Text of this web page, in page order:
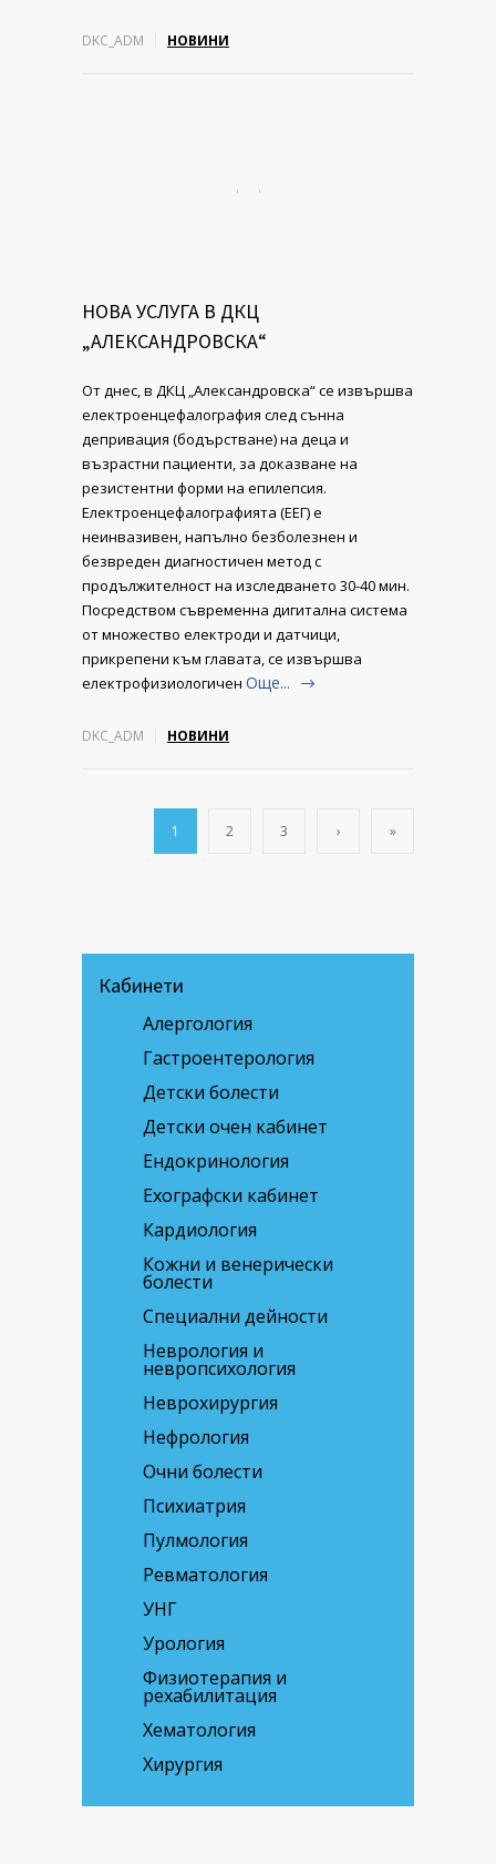
DKC_ADM НОВИНИ
НОВА УСЛУГА В ДКЦ
„АЛЕКСАНДРОВСКА“
От днес, в ДКЦ „Александровска“ се извършва
електроенцефалография след сънна
депривация (бодърстване) на деца и
възрастни пациенти, за доказване на
резистентни форми на епилепсия.
Електроенцефалографията (ЕЕГ) е
неинвазивен, напълно безболезнен и
безвреден диагностичен метод с
продължителност на изследването 30-40 мин.
Посредством съвременна дигитална система
от множество електроди и датчици,
прикрепени към главата, се извършва
електрофизиологичен Още...
DKC_ADM НОВИНИ
1 2 3 › »
Кабинети
Алергология
Гастроентерология
Детски болести
Детски очен кабинет
Ендокринология
Ехографски кабинет
Кардиология
Кожни и венерически
болести
Специални дейности
Неврология и
невропсихология
Неврохирургия
Нефрология
Очни болести
Психиатрия
Пулмология
Ревматология
УНГ
Урология
Физиотерапия и
рехабилитация
Хематология
Хирургия